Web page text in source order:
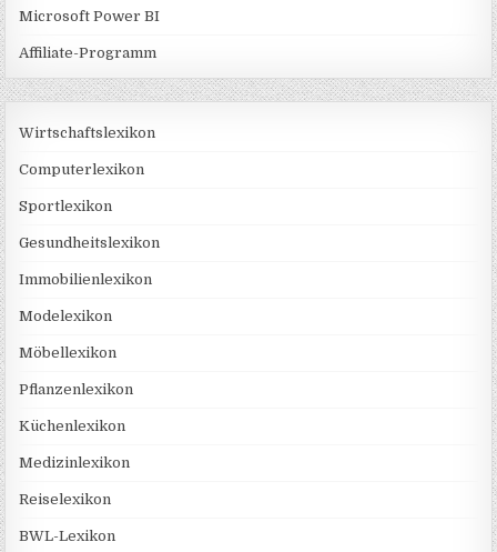
Microsoft Power BI
Affiliate-Programm
Wirtschaftslexikon
Computerlexikon
Sportlexikon
Gesundheitslexikon
Immobilienlexikon
Modelexikon
Möbellexikon
Pflanzenlexikon
Küchenlexikon
Medizinlexikon
Reiselexikon
BWL-Lexikon